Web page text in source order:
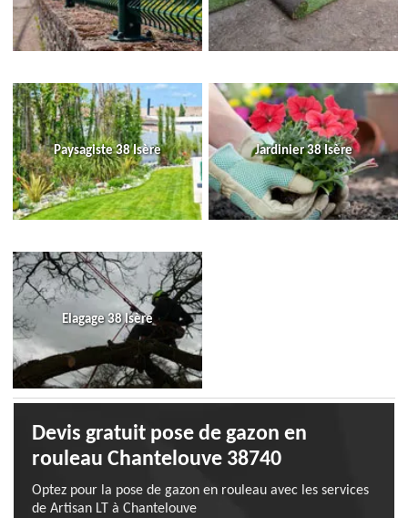
Paysagiste 38 Isère Jardinier 38 Isère
Elagage 38 Isère
Devis gratuit pose de gazon en
rouleau Chantelouve 38740
Optez pour la pose de gazon en rouleau avec les services
de Artisan LT à Chantelouve